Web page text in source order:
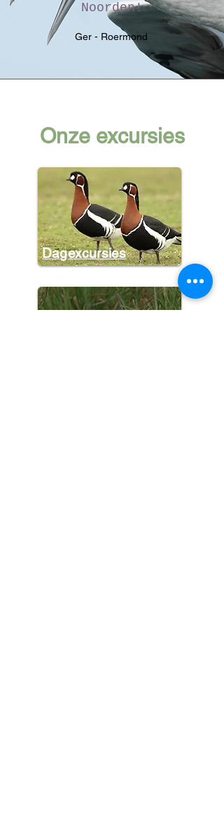
Noorden!
Ger - Roermond
Onze excursies
Dagexcursies